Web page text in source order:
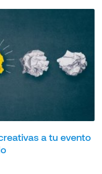
a tu evento